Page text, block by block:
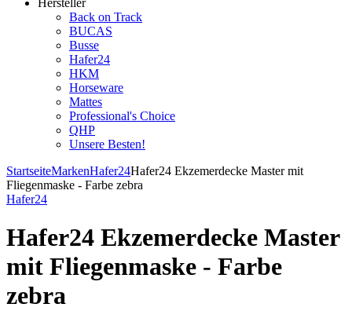
Hersteller
Back on Track
BUCAS
Busse
Hafer24
HKM
Horseware
Mattes
Professional's Choice
QHP
Unsere Besten!
StartseiteMarkenHafer24Hafer24 Ekzemerdecke Master mit
Fliegenmaske - Farbe zebra
Hafer24
Hafer24 Ekzemerdecke Master
mit Fliegenmaske - Farbe
zebra